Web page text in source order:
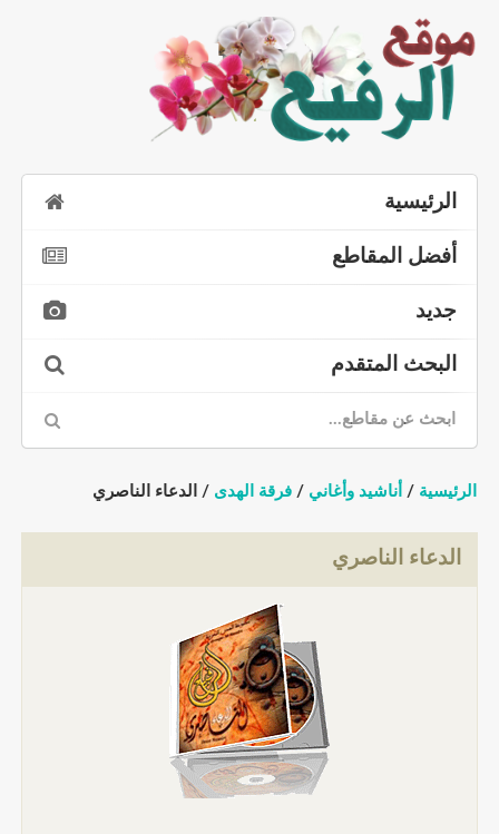
الرئيسية
أفضل المقاطع
جديد
البحث المتقدم
الرئيسية / أناشيد وأغاني / فرقة الهدى / الدعاء الناصري
الدعاء الناصري